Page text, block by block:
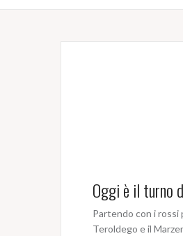
Oggi è il turno
Partendo con i rossi
Teroldego e il